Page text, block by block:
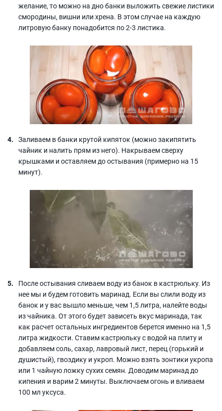
желание, то можно на дно банки выложить свежие листики
смородины, вишни или хрена. В этом случае на каждую
литровую банку понадобится по 2-3 листика.
Заливаем в банки крутой кипяток (можно закипятить
чайник и налить прям из него). Накрываем сверху
крышками и оставляем до остывания (примерно на 15
минут).
После остывания сливаем воду из банок в кастрюльку. Из
нее мы и будем готовить маринад. Если вы слили воду из
банок и у вас вышло меньше, чем 1,5 литра, налейте воды
из чайника. От этого будет зависеть вкус маринада, так
как расчет остальных ингредиентов берется именно на 1,5
литра жидкости. Ставим кастрюльку с водой на плиту и
добавляем соль, сахар, лавровый лист, перец (горький и
душистый), гвоздику и укроп. Можно взять зонтики укропа
или 1 чайную ложку сухих семян. Доводим маринад до
кипения и варим 2 минуты. Выключаем огонь и вливаем
100 мл уксуса.